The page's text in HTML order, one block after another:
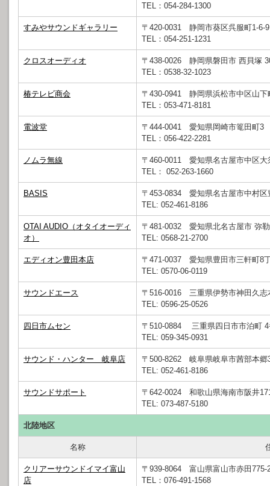
TEL：054-284-1300
すみやサウンドギャラリー
〒420-0031 静岡市葵区呉服町1-6-9
TEL：054-251-1231
クロスオーディオ
〒438-0026 静岡県磐田市 西貝塚
TEL：0538-32-1023
椿テレビ商会
〒430-0941 静岡県浜松市中区山
TEL：053-471-8181
電波堂
〒444-0041 愛知県岡崎市篭田町
TEL：056-422-2281
ノムラ無線
〒460-0011 愛知県名古屋市中区
TEL： 052-263-1660
BASIS
〒453-0834 愛知県名古屋市中村区
TEL: 052-461-8186
OTAI AUDIO（オタイオーディ
オ）
〒481-0032 愛知県北名古屋市 弥
TEL: 0568-21-2700
エディオン豊田本店
〒471-0037 愛知県豊田市三軒町8
TEL: 0570-06-0119
サウンドエース
〒516-0016 三重県伊勢市神田久志
TEL: 0596-25-0526
四日市ムセン
〒510-0884 三重県四日市市泊町 4
TEL: 059-345-0931
サウンド・ハンター 岐阜店
〒500-8262 岐阜県岐阜市茜部本郷
TEL: 052-461-8186
サウンドサポート
〒642-0024 和歌山県海南市阪井
TEL: 073-487-5180
北陸地区
名称
クリアーサウンドイマイ富山
店
〒939-8064 富山県富山市赤田775-
TEL：076-491-1568